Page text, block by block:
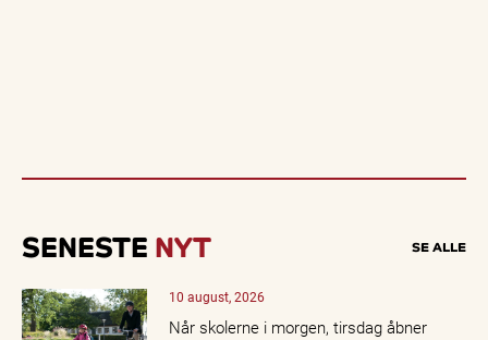
SENESTE NYT SE ALLE
10 august, 2026
Når skolerne i morgen, tirsdag åbner